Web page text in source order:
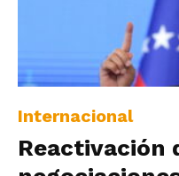
Internacional
Reactivación